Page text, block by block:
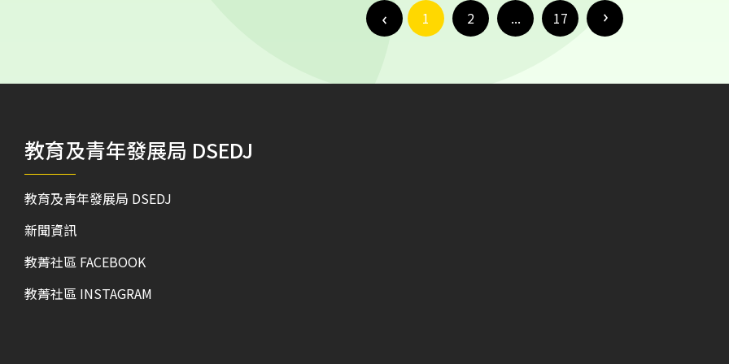
1 2 ... 17
教育及青年發展局 DSEDJ
教育及青年發展局 DSEDJ
新聞資訊
教菁社區 FACEBOOK
教菁社區 INSTAGRAM